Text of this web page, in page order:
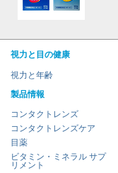
視力と目の健康
視力と年齢
製品情報
コンタクトレンズ
コンタクトレンズケア
目薬
ビタミン・ミネラル サプ
リメント